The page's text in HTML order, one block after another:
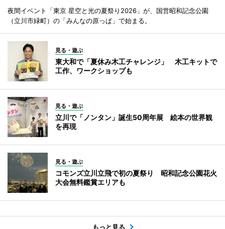
夜間イベント「東京 星空と光の夏祭り2026」が、国営昭和記念公園
（立川市緑町）の「みんなの原っぱ」で始まる。
見る・遊ぶ
東大和で「夏休み木工チャレンジ」 木工キットで
工作、ワークショップも
見る・遊ぶ
立川で「ノンタン」誕生50周年展 絵本の世界観
を再現
見る・遊ぶ
コモンズ立川立飛で初の夏祭り 昭和記念公園花火
大会無料鑑賞エリアも
もっと見る